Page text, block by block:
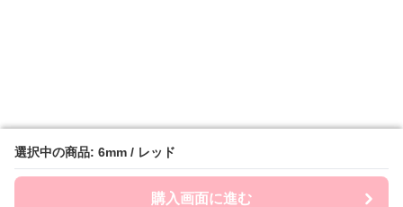
選択中の商品: 6mm / レッド
購入画面に進む
選択中の商品: 6mm / レッド
購入画面に進む